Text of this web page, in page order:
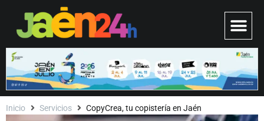
Inicio Servicios CopyCrea, tu copistería en Jaén